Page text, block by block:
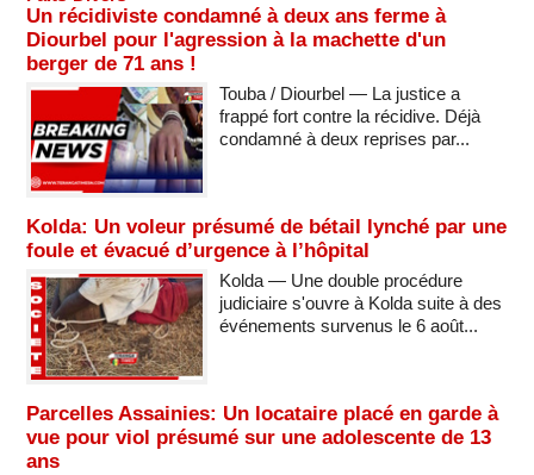
Un récidiviste condamné à deux ans ferme à
Diourbel pour l'agression à la machette d'un
berger de 71 ans !
Touba / Diourbel — La justice a
frappé fort contre la récidive. Déjà
condamné à deux reprises par...
Kolda: Un voleur présumé de bétail lynché par une
foule et évacué d’urgence à l’hôpital
Kolda — Une double procédure
judiciaire s'ouvre à Kolda suite à des
événements survenus le 6 août...
Parcelles Assainies: Un locataire placé en garde à
vue pour viol présumé sur une adolescente de 13
ans